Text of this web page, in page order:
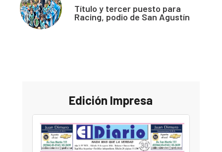
Título y tercer puesto para
Racing, podio de San Agustín
Edición Impresa